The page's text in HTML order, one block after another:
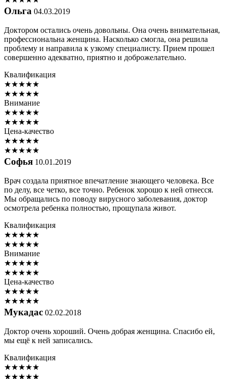
Ольга 04.03.2019
Доктором остались очень довольны. Она очень внимательная,
профессиональна женщина. Насколько смогла, она решила
проблему и направила к узкому специалисту. Прием прошел
совершенно адекватно, приятно и доброжелательно.
Квалификация
★★★★★
★★★★★
Внимание
★★★★★
★★★★★
Цена-качество
★★★★★
★★★★★
Софья 10.01.2019
Врач создала приятное впечатление знающего человека. Все
по делу, все четко, все точно. Ребенок хорошо к ней отнесся.
Мы обращались по поводу вирусного заболевания, доктор
осмотрела ребенка полностью, прощупала живот.
Квалификация
★★★★★
★★★★★
Внимание
★★★★★
★★★★★
Цена-качество
★★★★★
★★★★★
Мукадас 02.02.2018
Доктор очень хороший. Очень добрая женщина. Спасибо ей,
мы ещё к ней записались.
Квалификация
★★★★★
★★★★★